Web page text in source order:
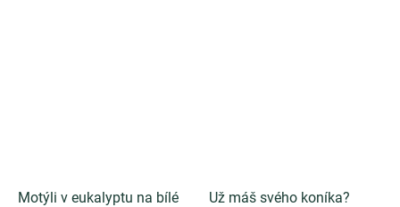
Motýli v eukalyptu na bílé
Už máš svého koníka?